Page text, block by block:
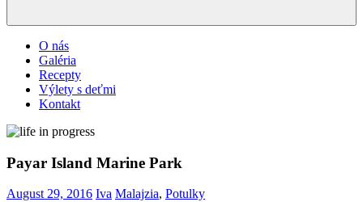
O nás
Galéria
Recepty
Výlety s deťmi
Kontakt
Payar Island Marine Park
August 29, 2016 Iva Malajzia, Potulky